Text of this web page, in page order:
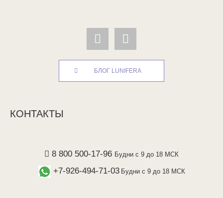
БЛОГ LUNIFERA
КОНТАКТЫ
8 800 500-17-96 Будни с 9 до 18 МСК
+7-926-494-71-03 Будни с 9 до 18 МСК